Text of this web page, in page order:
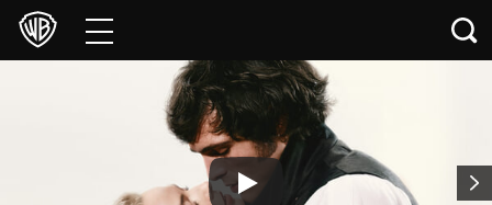
Filmes
Jogos e Aplicativos